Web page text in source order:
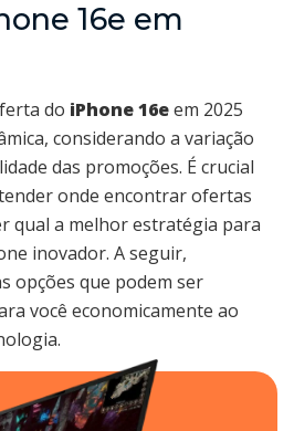
16e em
do iPhone 16eem 2025
considerando a variação
das promoções. É crucial
onde encontrar ofertas
qual a melhor estratégia para
inovador. A seguir,
opções que podem ser
você economicamente ao